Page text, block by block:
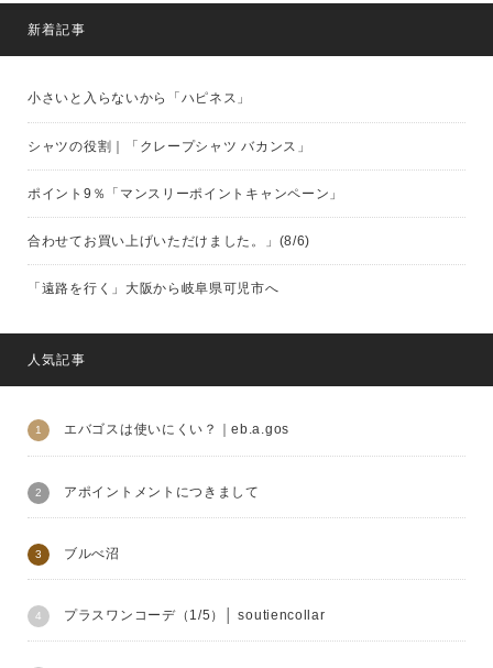
新着記事
小さいと入らないから「ハピネス」
シャツの役割｜「クレープシャツ バカンス」
ポイント9％「マンスリーポイントキャンペーン」
合わせてお買い上げいただけました。」(8/6)
「遠路を行く」大阪から岐阜県可児市へ
人気記事
エバゴスは使いにくい？｜eb.a.gos
アポイントメントにつきまして
ブルべ沼
プラスワンコーデ（1/5）│ soutiencollar